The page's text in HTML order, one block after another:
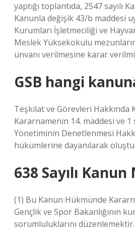
yaptığı toplantıda, 2547 sayılı
Kanunla değişik 43/b maddesi
Kurumları İşletmeciliği ve
Meslek Yüksekokulu
ünvanı verilmesine karar
GSB hangi
Teşkilat ve Görevleri Hakkında
Kararnamenin 14. maddesi ve 1
Yönetiminin Denetlenmesi
hükümlerine dayanılarak
638 Sayılı Kanun
(1) Bu Kanun Hükmünde
Gençlik ve Spor Bakanlığının
sorumluluklarını düzenlemektir.